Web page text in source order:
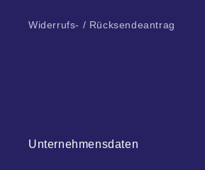
Widerrufs- / Rücksendeantrag
Unternehmensdaten